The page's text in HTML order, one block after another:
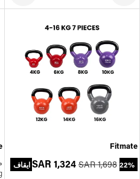
Fitmate
SAR 1,324 SAR 1,698 22% ايقاف